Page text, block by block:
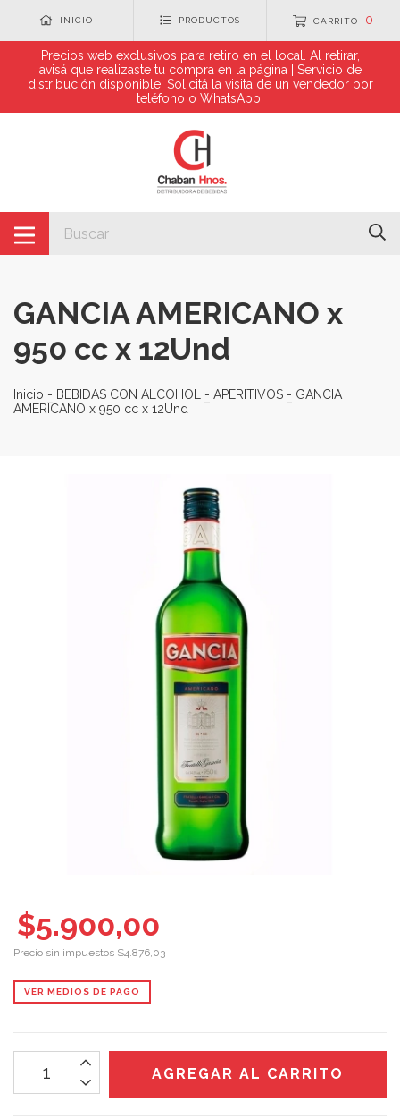
INICIO PRODUCTOS CARRITO 0
Precios web exclusivos para retiro en el local. Al retirar,
avisá que realizaste tu compra en la página | Servicio de
distribución disponible. Solicitá la visita de un vendedor por
teléfono o WhatsApp.
GANCIA AMERICANO x
950 cc x 12Und
Inicio - BEBIDAS CON ALCOHOL - APERITIVOS - GANCIA
AMERICANO x 950 cc x 12Und
$5.900,00
Precio sin impuestos $4.876,03
VER MEDIOS DE PAGO